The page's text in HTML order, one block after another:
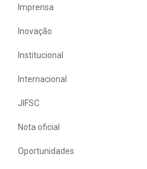
Imprensa
Inovação
Institucional
Internacional
JIFSC
Nota oficial
Oportunidades